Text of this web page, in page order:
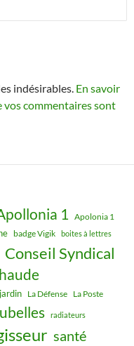
indésirables. En savoir
vos commentaires sont
1 Apolonia 1
badge Vigik boites à lettres
Conseil Syndical
jardin La Défense La Poste
radiateurs
santé